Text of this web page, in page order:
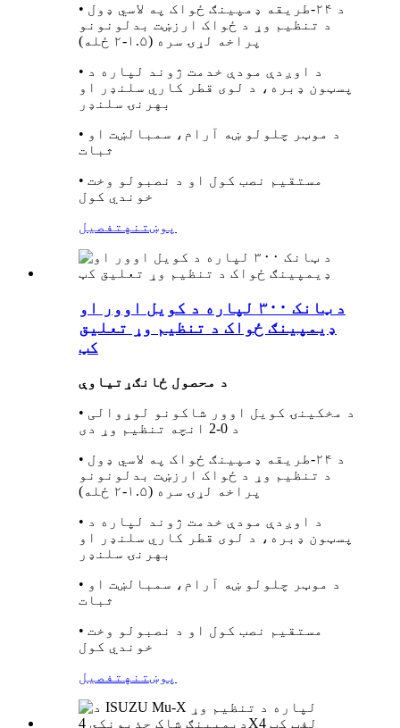
• د ۲۴-طریقه ډمپینګ ځواک په لاسي ډول
د تنظیم وړ د ځواک ارزښت بدلونونو
پراخه لړۍ سره (۱.۵-۲ ځله)
• د اوږدې مودې خدمت ژوند لپاره د
پسټون ډبره، د لوی قطر کاري سلنډر او
بهرنۍ سلنډر
• د موټر چلولو ښه آرام، سمبالښت او
ثبات
• مستقیم نصب کول او د نصبولو وخت
خوندي کول
پوښتنه تفصیل
د ټانک ۳۰۰ لپاره د کویل اوور او
ډیمپینګ ځواک د تنظیم وړ تعلیق
کټ
د محصول ځانګړتیاوې
• د مخکینۍ کویل اوور شاکونو لوړوالی
د 0-2 انچه تنظیم وړ دی
• د ۲۴-طریقه ډمپینګ ځواک په لاسي ډول
د تنظیم وړ د ځواک ارزښت بدلونونو
پراخه لړۍ سره (۱.۵-۲ ځله)
• د اوږدې مودې خدمت ژوند لپاره د
پسټون ډبره، د لوی قطر کاري سلنډر او
بهرنۍ سلنډر
• د موټر چلولو ښه آرام، سمبالښت او
ثبات
• مستقیم نصب کول او د نصبولو وخت
خوندي کول
پوښتنه تفصیل